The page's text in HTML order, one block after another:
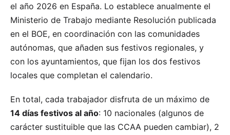
el año 2026 en España. Lo establece anualmente el
Ministerio de Trabajo mediante Resolución publicada
en el BOE, en coordinación con las comunidades
autónomas, que añaden sus festivos regionales, y
con los ayuntamientos, que fijan los dos festivos
locales que completan el calendario.
En total, cada trabajador disfruta de un máximo de
14 días festivos al año: 10 nacionales (algunos de
carácter sustituible que las CCAA pueden cambiar), 2